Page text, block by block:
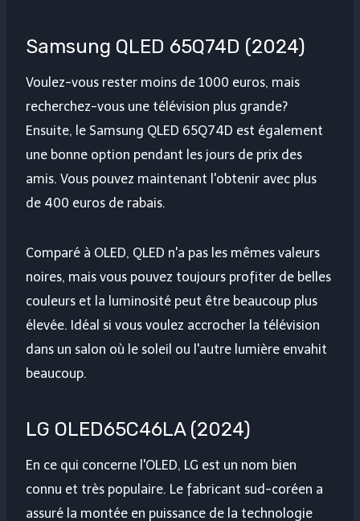
Samsung QLED 65Q74D (2024)
Voulez-vous rester moins de 1000 euros, mais
recherchez-vous une télévision plus grande?
Ensuite, le Samsung QLED 65Q74D est également
une bonne option pendant les jours de prix des
amis. Vous pouvez maintenant l'obtenir avec plus
de 400 euros de rabais.
Comparé à OLED, QLED n'a pas les mêmes valeurs
noires, mais vous pouvez toujours profiter de belles
couleurs et la luminosité peut être beaucoup plus
élevée. Idéal si vous voulez accrocher la télévision
dans un salon où le soleil ou l'autre lumière envahit
beaucoup.
LG OLED65C46LA (2024)
En ce qui concerne l'OLED, LG est un nom bien
connu et très populaire. Le fabricant sud-coréen a
assuré la montée en puissance de la technologie